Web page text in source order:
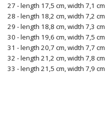
27 - length 17,5 cm, width 7,1 cm
28 - length 18,2 cm, width 7,2 cm
29 - length 18,8 cm, width 7,3 cm
30 - length 19,6 cm, width 7,5 cm
31 - length 20,7 cm, width 7,7 cm
32 - length 21,2 cm, width 7,8 cm
33 - length 21,5 cm, width 7,9 cm